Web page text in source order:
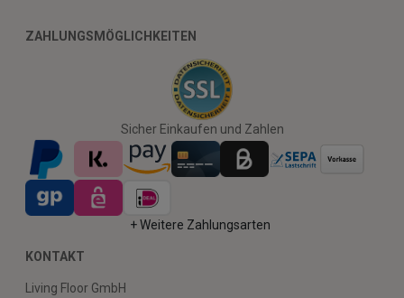
ZAHLUNGSMÖGLICHKEITEN
Sicher Einkaufen und Zahlen
+ Weitere Zahlungsarten
KONTAKT
Living Floor GmbH